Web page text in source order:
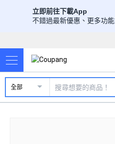
立即前往下載App
不錯過最新優惠、更多功能
全部